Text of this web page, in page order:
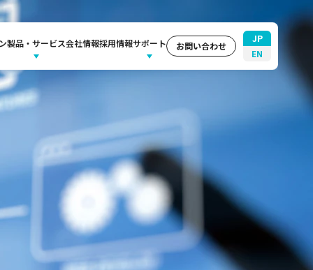
製品・サービス会社情報採用情報サポート お問い合わせ
JP
EN